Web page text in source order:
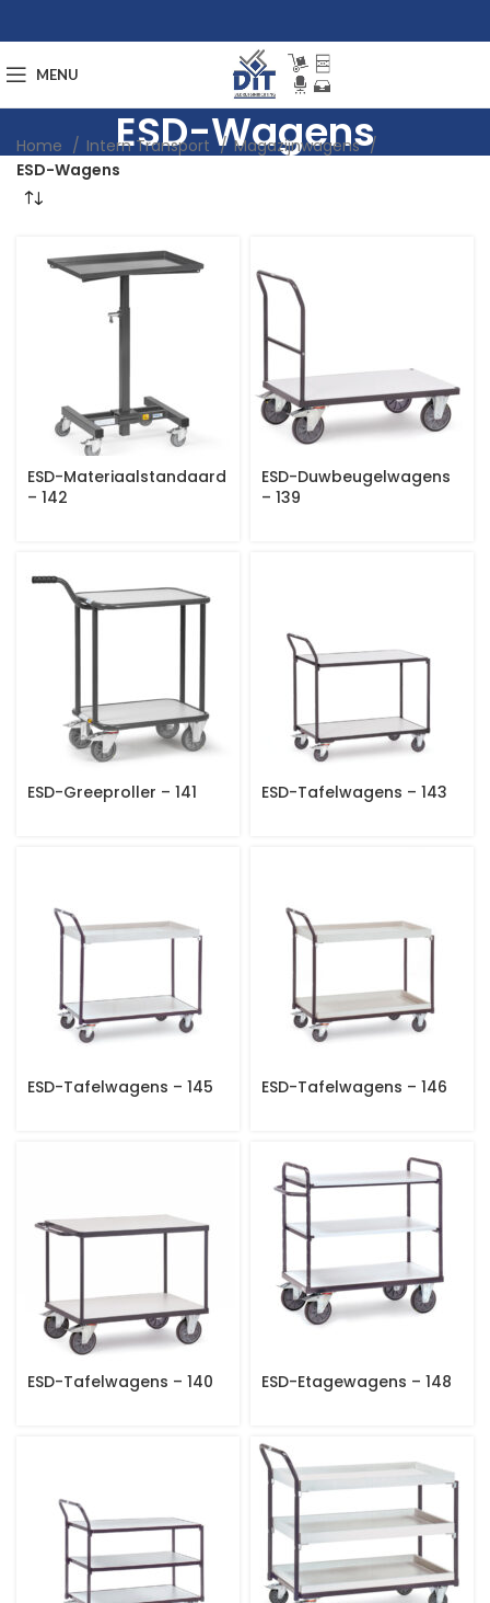
MENU
ESD-Wagens
Home Intern Transport
Magazijnwagens
ESD-Wagens
ESD-Materiaalstandaard
– 142
ESD-Duwbeugelwagens
– 139
ESD-Greeproller – 141 ESD-Tafelwagens – 143
ESD-Tafelwagens – 145 ESD-Tafelwagens – 146
ESD-Tafelwagens – 140 ESD-Etagewagens – 148